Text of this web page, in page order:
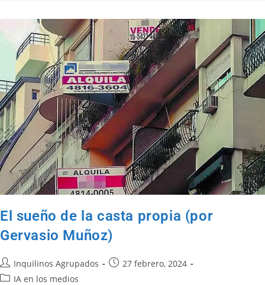
El sueño de la casta propia (por
Gervasio Muñoz)
Inquilinos Agrupados
27 febrero, 2024
IA en los medios